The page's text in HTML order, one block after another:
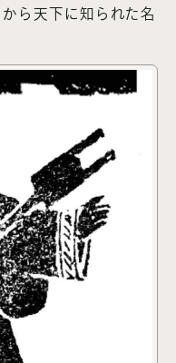
ら天下に知られた名